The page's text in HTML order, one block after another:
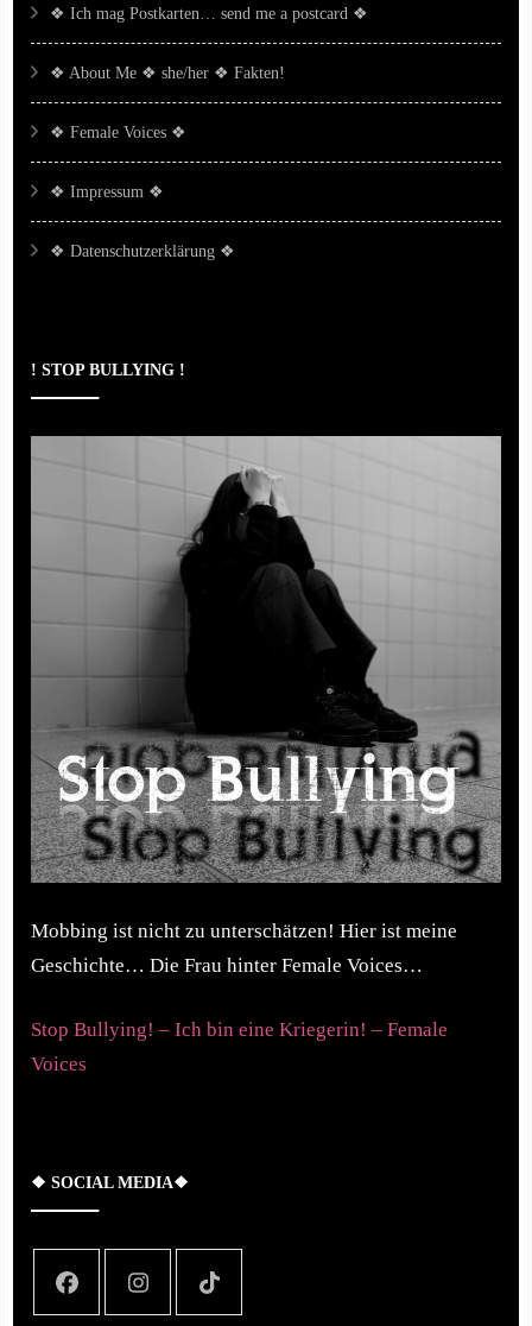
❖ Ich mag Postkarten… send me a postcard ❖
❖ About Me ❖ she/her ❖ Fakten!
❖ Female Voices ❖
❖ Impressum ❖
❖ Datenschutzerklärung ❖
! STOP BULLYING !
Mobbing ist nicht zu unterschätzen! Hier ist meine
Geschichte… Die Frau hinter Female Voices…
Stop Bullying! – Ich bin eine Kriegerin! – Female
Voices
❖ SOCIAL MEDIA❖